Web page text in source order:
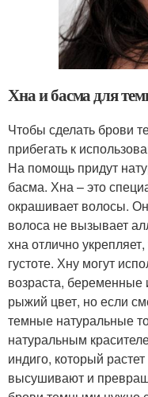
Хна и басма для
Чтобы сделать брови
прибегать к
На помощь придут
басма. Хна – это
окрашивает волосы.
волоса не вызывает
хна отлично
густоте. Хну могут
возраста,
рыжий цвет, но если
темные натуральные
натуральным
индиго, который
высушивают и